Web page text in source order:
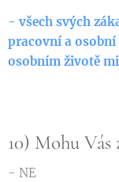
- všech svých
pracovní a osobní
osobním životě
10) Mohu Vás
- NE